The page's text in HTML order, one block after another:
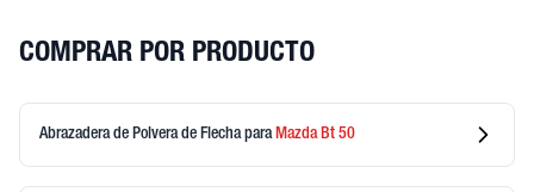
COMPRAR POR PRODUCTO
Abrazadera de Polvera de Flechapara MazdaBt 50